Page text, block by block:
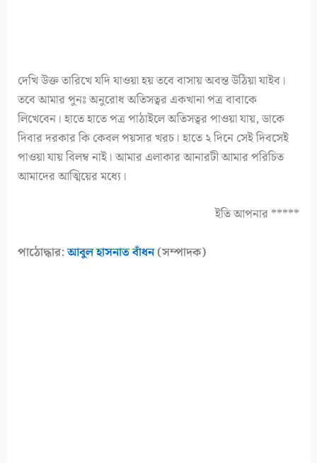
দেখি উক্ত তারিখে যদি যাওয়া হয় তবে বাসায় অবন্ত উঠিয়া যাইব।
তবে আমার পুনঃ অনুরোধ অতিসত্বর একখানা পত্র বাবাকে
লিখেবেন। হাতে হাতে পত্র পাঠাইলে অতিসত্বর পাওয়া যায়, ডাকে
দিবার দরকার কি কেবল পয়সার খরচ। হাতে ২ দিনে সেই দিবসেই
পাওয়া যায় বিলম্ব নাই। আমার এলাকার আনারটী আমার পরিচিত
আমাদের আত্মিয়ের মধ্যে।
ইতি আপনার *****
পাঠোদ্ধার:আবুল হাসনাত বাঁধন(সম্পাদক)